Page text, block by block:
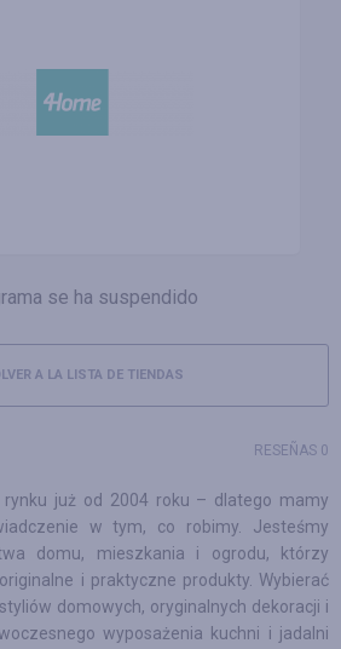
se ha suspendido
A LA LISTA DE TIENDAS
RESEÑAS 0
rynku już od 2004 roku – dlatego mamy
w tym, co robimy. Jesteśmy
domu, mieszkania i ogrodu, którzy
i praktyczne produkty. Wybierać
domowych, oryginalnych dekoracji i
wyposażenia kuchni i jadalni